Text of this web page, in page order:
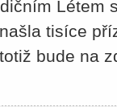
Létem
tisíce
bude na